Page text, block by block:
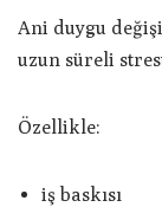
Ani duygu
uzun süreli
Özellikle:
iş baskısı